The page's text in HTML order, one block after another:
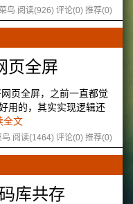
鸟 阅读(926) 评论(0) 推荐(0)
页全屏
页全屏，之前一直都觉
用的，其实实现逻辑还
全文
阅读(1464) 评论(0) 推荐(0)
库共存